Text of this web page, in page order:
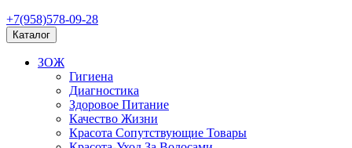
+7(958)578-09-28
Каталог
ЗОЖ
Гигиена
Диагностика
Здоровое Питание
Качество Жизни
Красота Сопутствующие Товары